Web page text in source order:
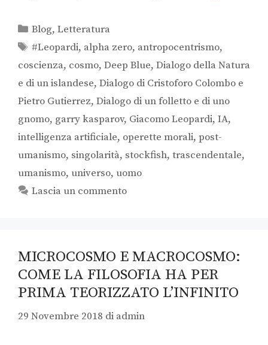
Blog,Letteratura
#Leopardi, alpha zero, antropocentrismo,
coscienza, cosmo, Deep Blue, Dialogo della Natura
e di un islandese, Dialogo di Cristoforo Colombo e
Pietro Gutierrez, Dialogo di un folletto e di uno
gnomo, garry kasparov, Giacomo Leopardi, IA,
intelligenza artificiale, operette morali, post-
umanismo, singolarità, stockfish, trascendentale,
umanismo, universo, uomo
Lascia un commento
MICROCOSMO E MACROCOSMO:
COME LA FILOSOFIA HA PER
PRIMA TEORIZZATO L’INFINITO
29 Novembre 2018 di admin